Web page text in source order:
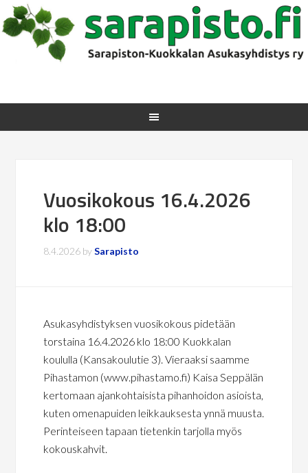
Vuosikokous 16.4.2026
klo 18:00
8.4.2026 bySarapisto
Asukasyhdistyksen vuosikokous pidetään
torstaina 16.4.2026 klo 18:00 Kuokkalan
koululla (Kansakoulutie 3). Vieraaksi saamme
Pihastamon (www.pihastamo.fi) Kaisa Seppälän
kertomaan ajankohtaisista pihanhoidon asioista,
kuten omenapuiden leikkauksesta ynnä muusta.
Perinteiseen tapaan tietenkin tarjolla myös
kokouskahvit.